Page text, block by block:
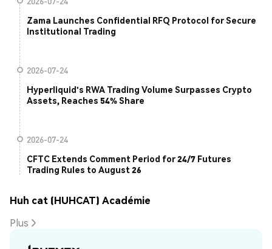
Zama Launches Confidential RFQ Protocol for Secure
Institutional Trading
2026-07-24
Hyperliquid's RWA Trading Volume Surpasses Crypto
Assets, Reaches 54% Share
2026-07-24
CFTC Extends Comment Period for 24/7 Futures
Trading Rules to August 26
Huh cat (HUHCAT) Académie
Plus